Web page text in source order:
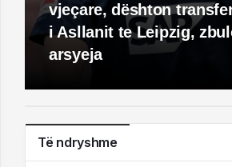
vjeçare, dështon
i Asllanit te Leipzig,
arsyeja
Të ndryshme